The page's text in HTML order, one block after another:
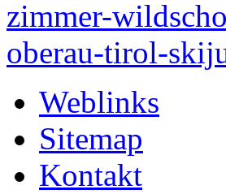
Weblinks
Sitemap
Kontakt